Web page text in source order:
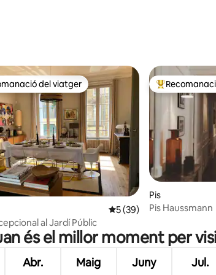
d'un total de 5; 46 avaluacions
recomanacions dels viatgers
del viatger
5 de puntuació mitjana
5 (39)
al Jardí Públic
Principals
Pis
Pis Haussmann
és el millor moment per
Abr. Maig Juny Jul.